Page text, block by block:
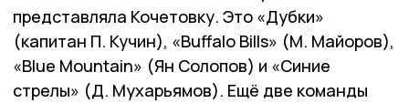
представляла Кочетовку. Это «Дубки»
(капитан П. Кучин), «Buffalo Bills» (М. Майоров),
«Blue Mountain» (Ян Солопов) и «Синие
стрелы» (Д. Мухарьямов). Ещё две команды